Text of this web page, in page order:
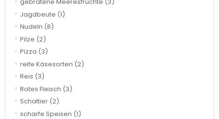
gebratene Meeresfrüchte (3)
Jagdbeute (1)
Nudeln (8)
Pilze (2)
Pizza (3)
reife Käsesorten (2)
Reis (3)
Rotes Fleisch (3)
Schaltier (2)
scharfe Speisen (1)